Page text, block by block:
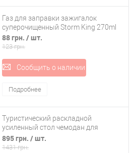
Газ для заправки зажигалок
суперочищенный Storm King 270ml
88 грн. / шт.
123 грн.
Сообщить о наличии
Подробнее
Туристический раскладной
усиленный стол чемодан для
пикника и рыбалки, кемпинга
Stenson (MH-3089M)
895 грн. / шт.
1431 грн.